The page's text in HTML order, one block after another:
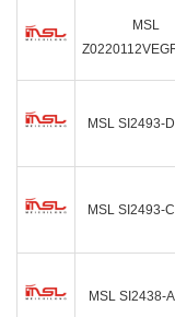
MSL
MSL SI2493-
MSL SI2493-
MSL SI2438-